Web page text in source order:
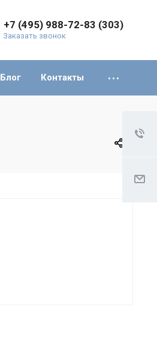
+7 (495) 988-72-83 (303)
Заказать звонок
Блог Контакты